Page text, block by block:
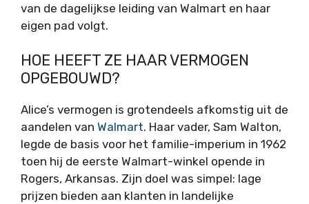
van de dagelijkse leiding van Walmart en haar
eigen pad volgt.
HOE HEEFT ZE HAAR VERMOGEN
OPGEBOUWD?
Alice’s vermogen is grotendeels afkomstig uit de
aandelen van Walmart. Haar vader, Sam Walton,
legde de basis voor het familie-imperium in 1962
toen hij de eerste Walmart-winkel opende in
Rogers, Arkansas. Zijn doel was simpel: lage
prijzen bieden aan klanten in landelijke